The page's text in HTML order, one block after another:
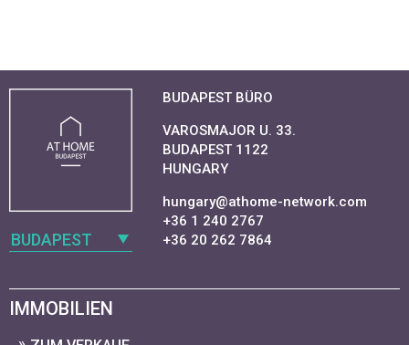
BUDAPEST
BUDAPEST BÜRO
VAROSMAJOR U. 33.
BUDAPEST 1122
HUNGARY
hungary@athome-network.com
+36 1 240 2767
+36 20 262 7864
IMMOBILIEN